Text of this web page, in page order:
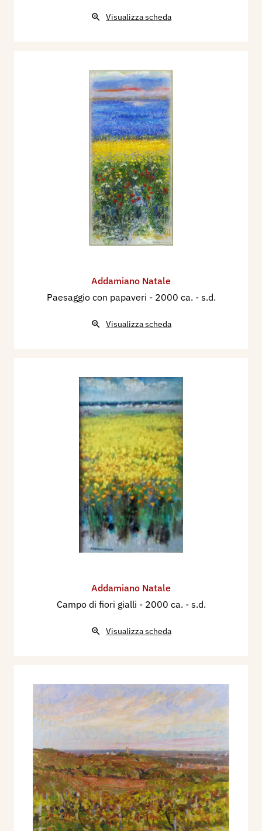
Visualizza scheda
Addamiano Natale
Paesaggio con papaveri - 2000 ca. - s.d.
Visualizza scheda
Addamiano Natale
Campo di fiori gialli - 2000 ca. - s.d.
Visualizza scheda